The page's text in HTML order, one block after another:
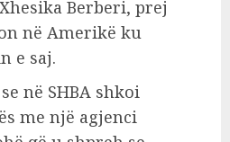
Berberi, prej
në Amerikë ku
e saj.
në SHBA shkoi
me një agjenci